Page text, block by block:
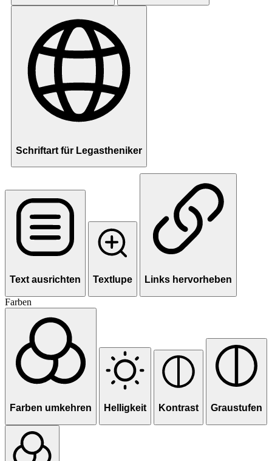
Schriftart für Legastheniker
Text ausrichten Textlupe Links hervorheben
Farben
Farben umkehren Helligkeit Kontrast Graustufen